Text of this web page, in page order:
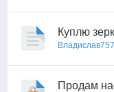
Куплю
Владислав757
Продам